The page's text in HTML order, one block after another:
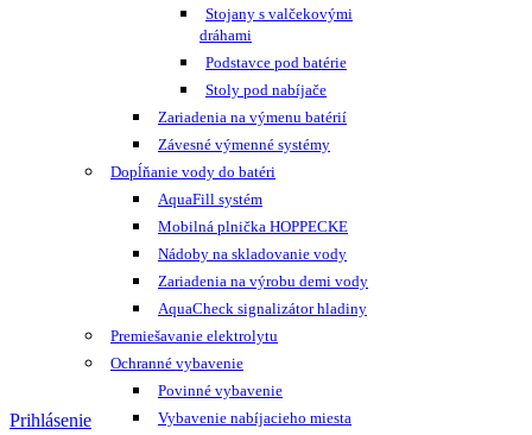
Stojany s valčekovými
dráhami
Podstavce pod batérie
Stoly pod nabíjače
Zariadenia na výmenu batérií
Závesné výmenné systémy
Dopĺňanie vody do batéri
AquaFill systém
Mobilná plnička HOPPECKE
Nádoby na skladovanie vody
Zariadenia na výrobu demi vody
AquaCheck signalizátor hladiny
Premiešavanie elektrolytu
Ochranné vybavenie
Povinné vybavenie
Vybavenie nabíjacieho miesta
Prihlásenie